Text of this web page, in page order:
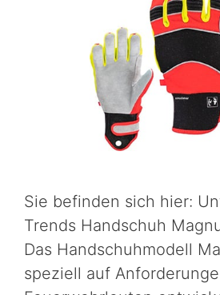
Sie befinden sich hier:
Trends Handschuh
Das Handschuhmodell
speziell auf